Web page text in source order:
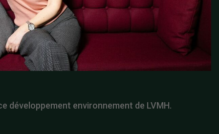
développement environnement de LVMH.